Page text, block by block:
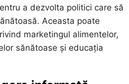
a dezvolta politici care să
Aceasta poate
marketingul alimentelor,
sănătoase și educația